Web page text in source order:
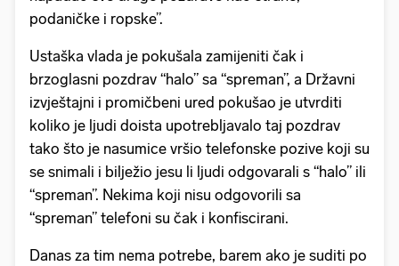
podaničke i ropske”.
Ustaška vlada je pokušala zamijeniti čak i
brzoglasni pozdrav “halo” sa “spreman”, a Državni
izvještajni i promičbeni ured pokušao je utvrditi
koliko je ljudi doista upotrebljavalo taj pozdrav
tako što je nasumice vršio telefonske pozive koji su
se snimali i bilježio jesu li ljudi odgovarali s “halo” ili
“spreman”. Nekima koji nisu odgovorili sa
“spreman” telefoni su čak i konfiscirani.
Danas za tim nema potrebe, barem ako je suditi po